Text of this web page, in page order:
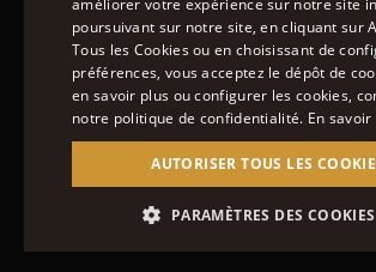
SITE GÉRÉ PAR THE LEVEL
PLUS DE 20 MÉTHODES DE
MOORER.EU.DÉCOUVREZ LES
DONT VOUS POUVEZ
améliorer votre expérience sur notre site
poursuivant sur notre site, en cliquant sur
Tous les Cookies ou en choisissant de
préférences, vous acceptez le dépôt de
en savoir plus ou configurer les cookies,
notre politique de confidentialité. En
AUTORISER TOUS LES
PARAMÈTRES DES COOKIES